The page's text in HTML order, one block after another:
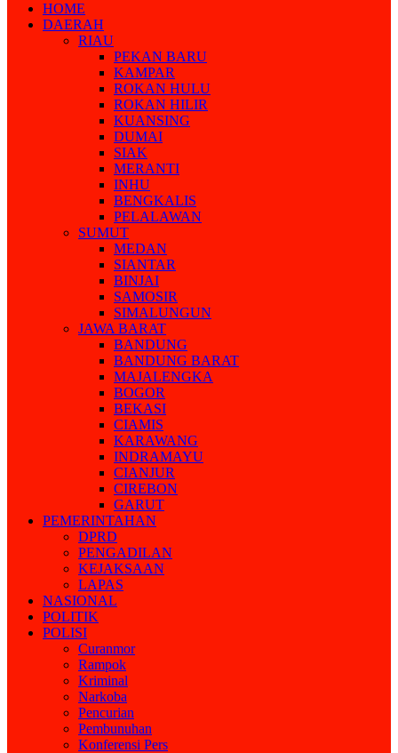
HOME
DAERAH
RIAU
PEKAN BARU
KAMPAR
ROKAN HULU
ROKAN HILIR
KUANSING
DUMAI
SIAK
MERANTI
INHU
BENGKALIS
PELALAWAN
SUMUT
MEDAN
SIANTAR
BINJAI
SAMOSIR
SIMALUNGUN
JAWA BARAT
BANDUNG
BANDUNG BARAT
MAJALENGKA
BOGOR
BEKASI
CIAMIS
KARAWANG
INDRAMAYU
CIANJUR
CIREBON
GARUT
PEMERINTAHAN
DPRD
PENGADILAN
KEJAKSAAN
LAPAS
NASIONAL
POLITIK
POLISI
Curanmor
Rampok
Kriminal
Narkoba
Pencurian
Pembunuhan
Konferensi Pers